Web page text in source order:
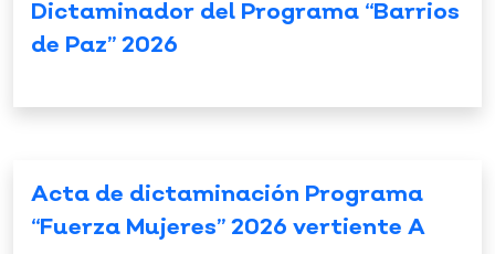
Dictaminador del Programa “Barrios
de Paz” 2026
Acta de dictaminación Programa
“Fuerza Mujeres” 2026 vertiente A